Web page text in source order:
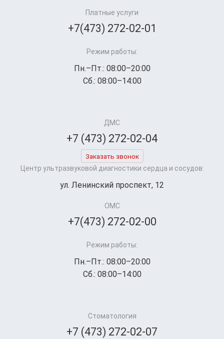
Платные услуги
+7(473) 272-02-01
Режим работы:
Пн.–Пт.: 08:00–20:00
Сб.: 08:00–14:00
ДМС
+7 (473) 272-02-04
Заказать звонок
Центр ультразвуковой диагностики сердца и сосудов:
ул. Ленинский проспект, 12
ОМС
+7(473) 272-02-00
Режим работы:
Пн.–Пт.: 08:00–20:00
Сб.: 08:00–14:00
Стоматология
+7 (473) 272-02-07